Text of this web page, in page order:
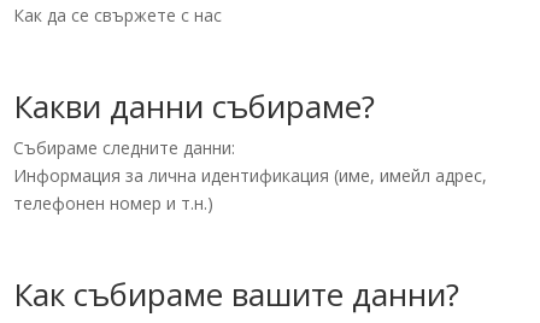
Как да се свържете с нас
Какви данни събираме?
Събираме следните данни:
Информация за лична идентификация (име, имейл адрес,
телефонен номер и т.н.)
Как събираме вашите данни?